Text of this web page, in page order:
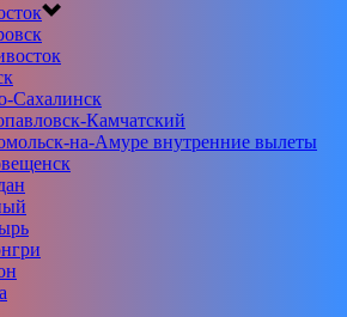
Камчатский
на-Амуре внутренние вылеты